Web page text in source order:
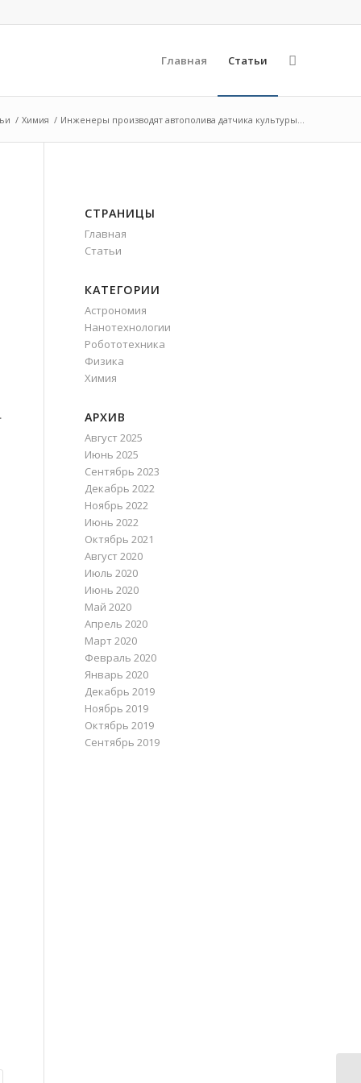
Главная Статьи
/ Химия / Инженеры производят автополива датчика культуры...
СТРАНИЦЫ
Главная
Статьи
КАТЕГОРИИ
Астрономия
Нанотехнологии
Робототехника
Физика
Химия
АРХИВ
Август 2025
Июнь 2025
Сентябрь 2023
Декабрь 2022
Ноябрь 2022
Июнь 2022
Октябрь 2021
Август 2020
Июль 2020
Июнь 2020
Май 2020
Апрель 2020
Март 2020
Февраль 2020
Январь 2020
Декабрь 2019
Ноябрь 2019
Октябрь 2019
Сентябрь 2019